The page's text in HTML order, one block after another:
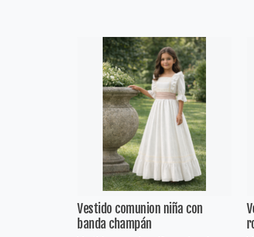
Vestido comunion niña con
banda champán